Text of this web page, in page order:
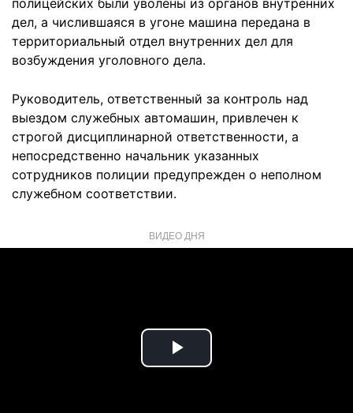
полицейских были уволены из органов внутренних
дел, а числившаяся в угоне машина передана в
территориальный отдел внутренних дел для
возбуждения уголовного дела.
Руководитель, ответственный за контроль над
выездом служебных автомашин, привлечен к
строгой дисциплинарной ответственности, а
непосредственно начальник указанных
сотрудников полиции предупрежден о неполном
служебном соответствии.
ВИДЕО ДНЯ
Play